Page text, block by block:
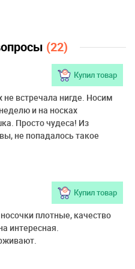
(22)
Купил товар
встречала нигде. Носим
и на носках
Просто чудеса! Из
не попадалось такое
Купил товар
плотные, качество
интересная.